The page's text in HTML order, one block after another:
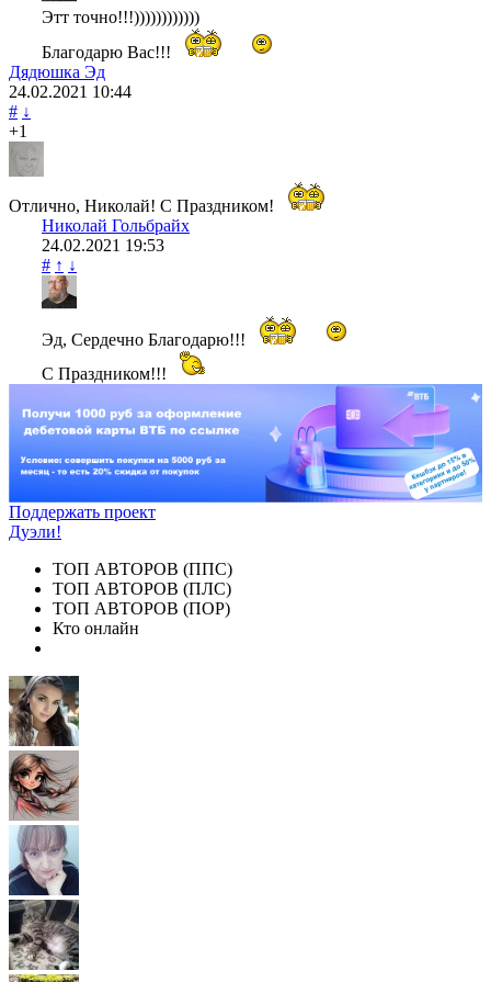
Этт точно!!!))))))))))))
Благодарю Вас!!!
Дядюшка Эд
24.02.2021 10:44
# ↓
+1
Отлично, Николай! С Праздником!
Николай Гольбрайх
24.02.2021 19:53
# ↑ ↓
Эд, Сердечно Благодарю!!!
С Праздником!!!
Поддержать проект
Дуэли!
ТОП АВТОРОВ (ППС)
ТОП АВТОРОВ (ПЛС)
ТОП АВТОРОВ (ПОР)
Кто онлайн